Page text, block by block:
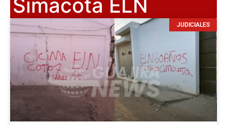
Simacota ELN
JUDICIALES